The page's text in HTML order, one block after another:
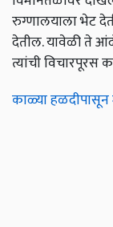
रुग्णालयाला भेट
देतील. यावेळी ते
त्यांची विचारपूरस
काळ्या हळदीपासून